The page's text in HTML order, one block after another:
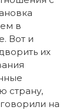
в
Вот и
их
страну,
на